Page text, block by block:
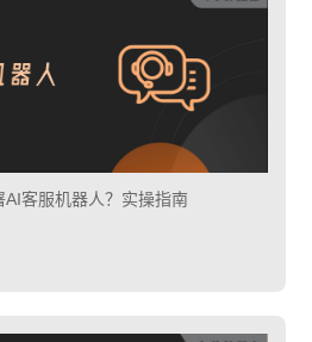
客服机器人？实操指南